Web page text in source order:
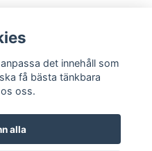
Kontakt
det innehåll som
få bästa tänkbara
oss.
alla